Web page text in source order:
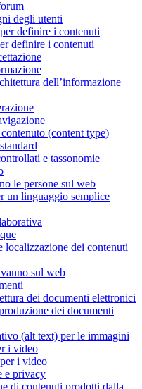
degli utenti
definire i contenuti
definire i contenuti
dell’informazione
(content type)
e tassonomie
le persone sul web
un linguaggio semplice
localizzazione dei contenuti
sul web
dei documenti elettronici
dei documenti
(alt text) per le immagini
i video
i video
e privacy
di contenuti prodotti dalla